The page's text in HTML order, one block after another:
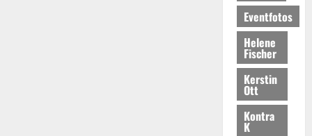
Eventfotos
Helene
Fischer
Kerstin
Ott
Kontra
K